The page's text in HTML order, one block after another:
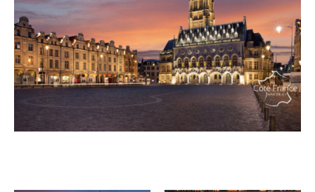
Budget
Budget
Surface
Surface
Pièces